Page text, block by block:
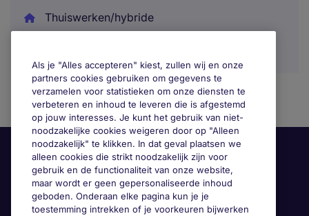
Thuiswerken/hybride
Als je "Alles accepteren" kiest, zullen wij en onze
partners cookies gebruiken om gegevens te
verzamelen voor statistieken om onze diensten te
verbeteren en inhoud te leveren die is afgestemd
op jouw interesses. Je kunt het gebruik van niet-
noodzakelijke cookies weigeren door op "Alleen
noodzakelijk" te klikken. In dat geval plaatsen we
alleen cookies die strikt noodzakelijk zijn voor
gebruik en de functionaliteit van onze website,
maar wordt er geen gepersonaliseerde inhoud
geboden. Onderaan elke pagina kun je je
toestemming intrekken of je voorkeuren bijwerken